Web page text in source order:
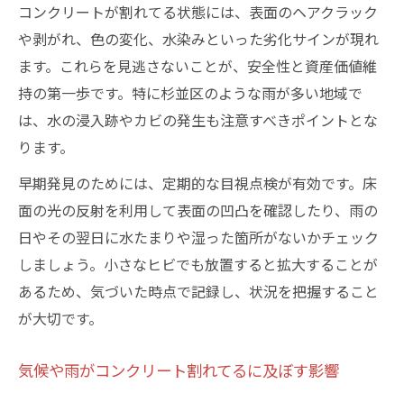
割れてる箇所別に選ぶ修復工法のポイント
割れてる床を見逃さないチェックポイント
コンクリート割れてる初期症状の見分け方
割れてる床のひび割れ幅や長さを測る方法
ト
床の割れをセルフチェックする具体的手順
割れてる床を放置しないための定期点検術
DIYでコンクリート補修に挑戦するコツ
コンクリート割れてる床のDIY補修準備術
DIYで安全に割れてる床を直すポイント
初心者向けコンクリート割れてる補修手順
コンクリートが割れてる状態には、表面のヘアクラック
や剥がれ、色の変化、水染みといった劣化サインが現れ
ます。これらを見逃さないことが、安全性と資産価値維
持の第一歩です。特に杉並区のような雨が多い地域で
は、水の浸入跡やカビの発生も注意すべきポイントとな
ります。
早期発見のためには、定期的な目視点検が有効です。床
面の光の反射を利用して表面の凹凸を確認したり、雨の
日やその翌日に水たまりや湿った箇所がないかチェック
しましょう。小さなヒビでも放置すると拡大することが
あるため、気づいた時点で記録し、状況を把握すること
が大切です。
気候や雨がコンクリート割れてるに及ぼす影響